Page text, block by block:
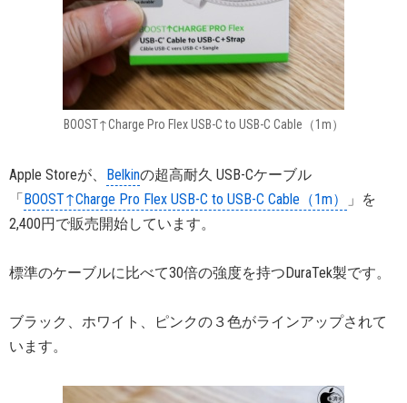
BOOST↑Charge Pro Flex USB-C to USB-C Cable（1m）
Apple Storeが、 Belkinの超高耐久 USB-Cケーブル
「BOOST↑Charge Pro Flex USB-C to USB-C Cable（1m）
」を
2,400円で販売開始しています。
標準のケーブルに比べて30倍の強度を持つDuraTek製です。
ブラック、ホワイト、ピンクの３色がラインアップされて
います。